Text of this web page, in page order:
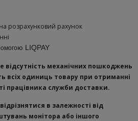
розрахунковий рахунок
ю LIQPAY
відсутність механічних пошкоджень
всіх одиниць товару при отриманні
працівника служби доставки.
в залежності від
монітора або іншого